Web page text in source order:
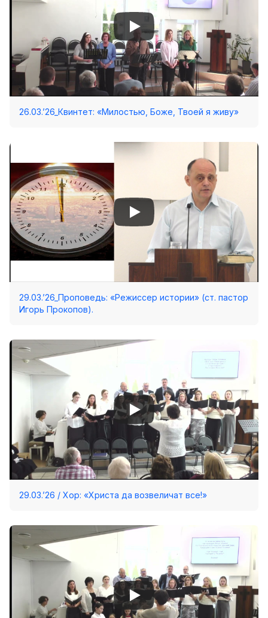
26.03.’26_Квинтет: «Милостью, Боже, Твоей я живу»
29.03.’26_Проповедь: «Режиссер истории» (ст. пастор
Игорь Прокопов).
29.03.’26 / Хор: «Христа да возвеличат все!»